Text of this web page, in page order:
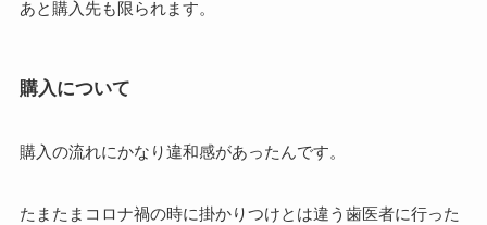
あと購入先も限られます。
購入について
購入の流れにかなり違和感があったんです。
たまたまコロナ禍の時に掛かりつけとは違う歯医者に行った